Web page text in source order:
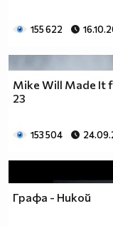
155 622
Mike Will Made It
23
153 504
Графа - Никой